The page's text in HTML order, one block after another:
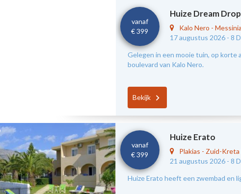
vanaf
€ 399
Huize Dream Drop
Kalo Nero -
17 augustus 2026 -8
Gelegen in een mooie tuin, op korte
boulevard van Kalo Nero.
Bekijk
vanaf
€ 399
Huize Erato
Plakias - Zuid-Kreta
21 augustus 2026 -8
Huize Erato heeft een zwembad en